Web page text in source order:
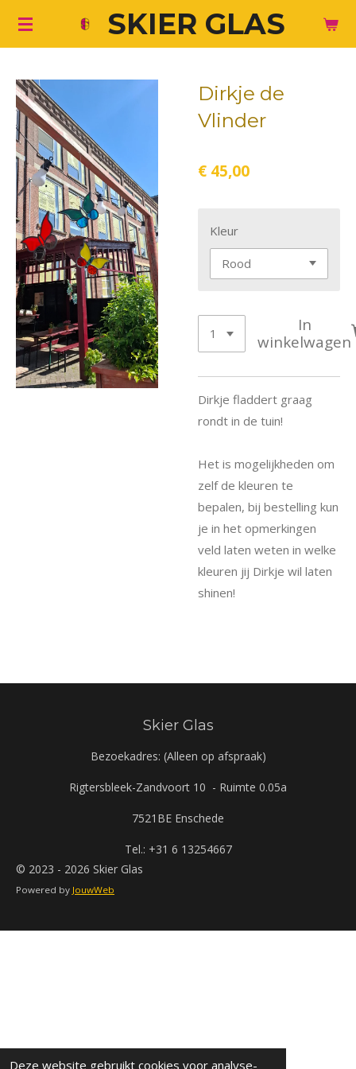
Deze website gebruikt cookies voor analyse-
Ga
de
hoofdinhoud
SKIER GLAS
Dirkje de
Vlinder
€ 45,00
Kleur
In
winkelwagen
Dirkje fladdert graag
rondt in de tuin!
Het is mogelijkheden om
zelf de kleuren te
bepalen, bij bestelling kun
je in het opmerkingen
veld laten weten in welke
kleuren jij Dirkje wil laten
shinen!
Skier Glas
Bezoekadres: (Alleen op afspraak)
Rigtersbleek-Zandvoort 10 - Ruimte 0.05a
7521BE Enschede
Tel.: +31 6 13254667
© 2023 - 2026 Skier Glas
Powered by JouwWeb